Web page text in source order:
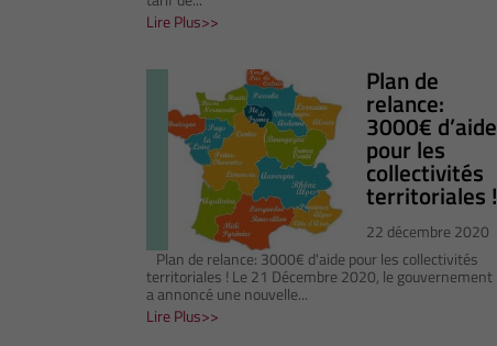
Lire Plus
Plan de
relance:
3000€ d’aide
pour les
collectivités
territoriales !
22 décembre 2020
Plan de relance: 3000€ d'aide pour les collectivités
territoriales ! Le 21 Décembre 2020, le gouvernement
a annoncé une nouvelle...
Lire Plus